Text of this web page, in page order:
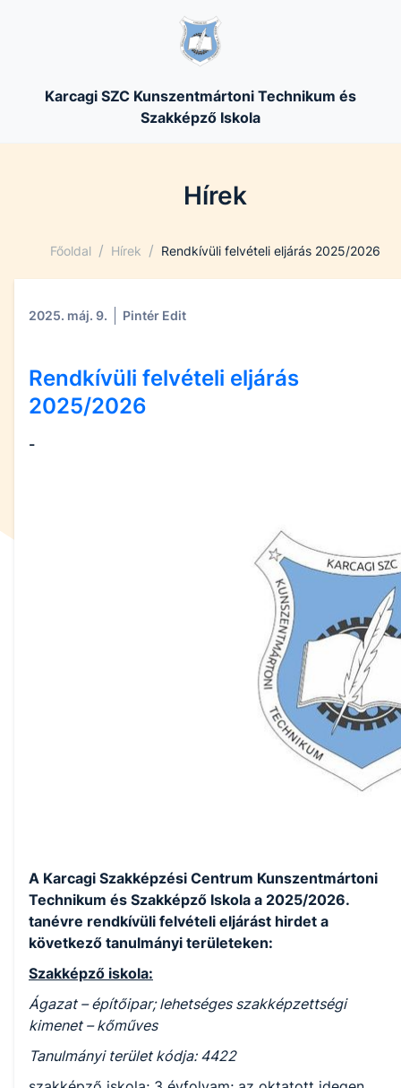
Karcagi SZC Kunszentmártoni Technikum és
Szakképző Iskola
Hírek
Főoldal / Hírek / Rendkívüli felvételi eljárás 2025/2026
2025. máj. 9. Pintér Edit
Rendkívüli felvételi eljárás
2025/2026
-
A Karcagi Szakképzési Centrum Kunszentmártoni
Technikum és Szakképző Iskola a 2025/2026.
tanévre rendkívüli felvételi eljárást hirdet a
következő tanulmányi területeken:
Szakképző iskola:
Ágazat – építőipar; lehetséges szakképzettségi
kimenet – kőműves
Tanulmányi terület kódja: 4422